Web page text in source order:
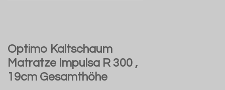
Optimo Kaltschaum
Matratze Impulsa R 300 ,
19cm Gesamthöhe